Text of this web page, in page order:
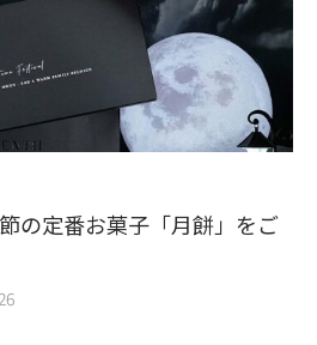
の定番お菓子「月餅」をご